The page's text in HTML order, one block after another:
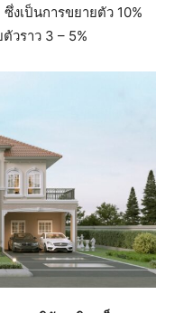
งเป็นการขยายตัว 10%
วราว 3 – 5%